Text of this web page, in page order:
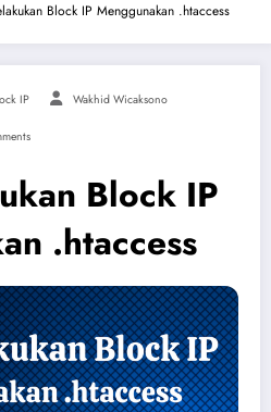
Block IP Menggunakan .htaccess
IP Wakhid Wicaksono
Block IP
.htaccess